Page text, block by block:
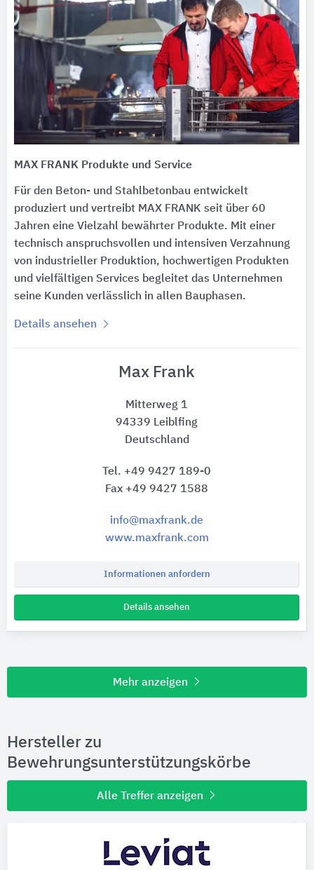
MAX FRANK Produkte und Service
Für den Beton- und Stahlbetonbau entwickelt
produziert und vertreibt MAX FRANK seit über 60
Jahren eine Vielzahl bewährter Produkte. Mit einer
technisch anspruchsvollen und intensiven Verzahnung
von industrieller Produktion, hochwertigen Produkten
und vielfältigen Services begleitet das Unternehmen
seine Kunden verlässlich in allen Bauphasen.
Details ansehen
Max Frank
Mitterweg 1
94339 Leiblfing
Deutschland
Tel. +49 9427 189-0
Fax +49 9427 1588
info@maxfrank.de
www.maxfrank.com
Informationen anfordern
Details ansehen
Mehr anzeigen
Hersteller zu
Bewehrungsunterstützungskörbe
Alle Treffer anzeigen